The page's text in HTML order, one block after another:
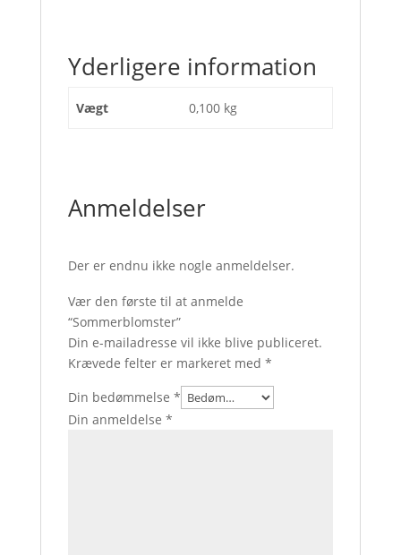
Yderligere information
Vægt 0,100 kg
Anmeldelser
Der er endnu ikke nogle anmeldelser.
Vær den første til at anmelde
“Sommerblomster”
Din e-mailadresse vil ikke blive publiceret.
Krævede felter er markeret med *
Din bedømmelse *
Din anmeldelse *